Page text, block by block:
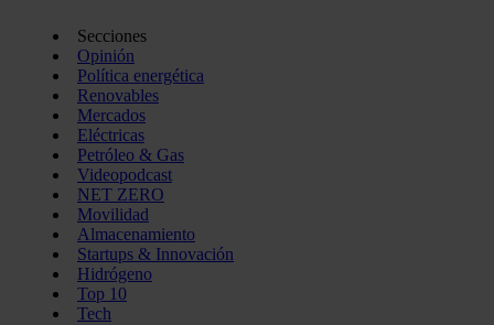
Secciones
Opinión
Política energética
Renovables
Mercados
Eléctricas
Petróleo & Gas
Videopodcast
NET ZERO
Movilidad
Almacenamiento
Startups & Innovación
Hidrógeno
Top 10
Tech